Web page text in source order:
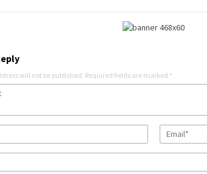
will not be published. Required fields are marked *